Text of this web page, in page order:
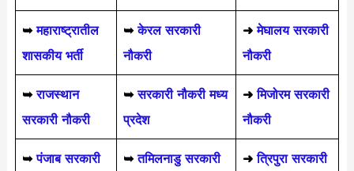
➥ महाराष्ट्रातील
शासकीय भर्ती
➥ केरल सरकारी
नौकरी
➜ मेघालय सरकारी
नौकरी
➥ राजस्थान
सरकारी नौकरी
➥सरकारी नौकरी मध्य
प्रदेश
➜मिजोरम सरकारी
नौकरी
➥ पंजाब सरकारी
➥ तमिलनाडु सरकारी
➜ त्रिपुरा सरकारी